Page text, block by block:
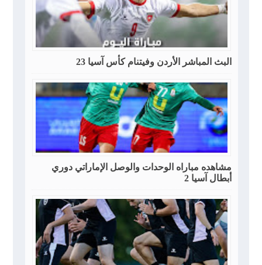
البث المباشر الأردن وفيتنام كأس آسيا 23
مشاهده مباراه الوحدات والوصل الإماراتي دوري
أبطال آسيا 2